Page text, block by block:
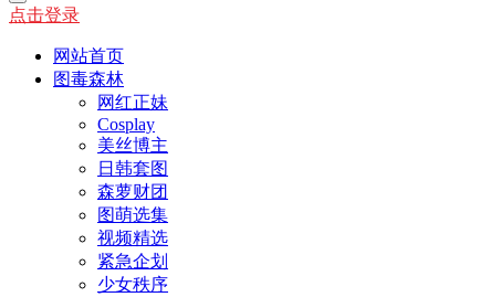
点击登录
网站首页
图毒森林
网红正妹
Cosplay
美丝博主
日韩套图
森萝财团
图萌选集
视频精选
紧急企划
少女秩序